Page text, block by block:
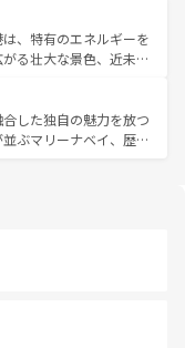
ムコーヒーなどは、ぜ
れてもあたたかい人々
と忘れられない旅にな
ェンマイなどの山岳地
ケットやクラビの美し
とができる。タイ料理
季節にも異なる楽しみ
人々、仏教を中心とし
訪れる旅人を魅了し続
、特有のエネルギーを
る壮大な景色、近未来
観光スポットが密集し
のも魅力。息をのむよ
港を存分に楽しみ尽く
した独自の魅力を放つ
ぶマリーナベイ、歴史
める外せないスポット